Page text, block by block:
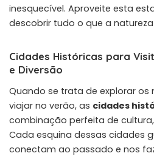
inesquecível. Aproveite esta
descobrir tudo o que a
Cidades Históricas para
e Diversão
Quando se trata de explorar os
viajar no verão, as cidades
combinação perfeita de
Cada esquina dessas cidades
conectam ao passado e nos